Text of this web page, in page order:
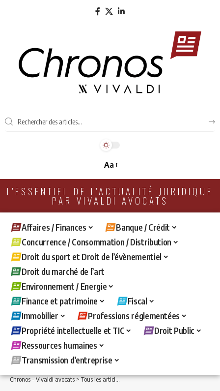
Aa
L'ESSENTIEL DE L'ACTUALITÉ JURIDIQUE
PAR VIVALDI AVOCATS
Affaires / Finances
Banque / Crédit
Concurrence / Consommation / Distribution
Droit du sport et Droit de l’évènementiel
Droit du marché de l’art
Environnement / Energie
Finance et patrimoine
Fiscal
Immobilier
Professions réglementées
Propriété intellectuelle et TIC
Droit Public
Ressources humaines
Transmission d’entreprise
Chronos - Vivaldi avocats>Tous les articles >Immobilier>Copropriété>Statut